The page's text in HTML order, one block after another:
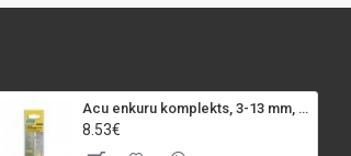
Acu enkuru komplekts, 3-13 mm, Rapid, 12 gab.
8.53€